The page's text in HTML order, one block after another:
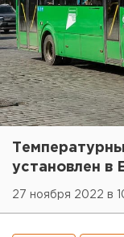
установлен в
27 ноября 2022 в